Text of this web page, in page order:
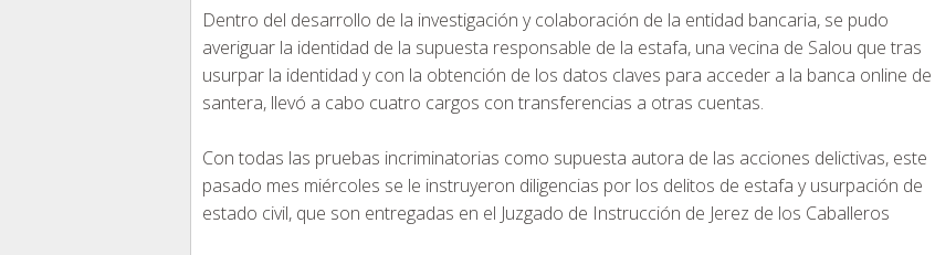
Dentro del desarrollo de la investigación y colaboración de la entidad bancaria, se pudo
averiguar la identidad de la supuesta responsable de la estafa, una vecina de Salou que tras
usurpar la identidad y con la obtención de los datos claves para acceder a la banca online de
santera, llevó a cabo cuatro cargos con transferencias a otras cuentas.
Con todas las pruebas incriminatorias como supuesta autora de las acciones delictivas, este
pasado mes miércoles se le instruyeron diligencias por los delitos de estafa y usurpación de
estado civil, que son entregadas en el Juzgado de Instrucción de Jerez de los Caballeros